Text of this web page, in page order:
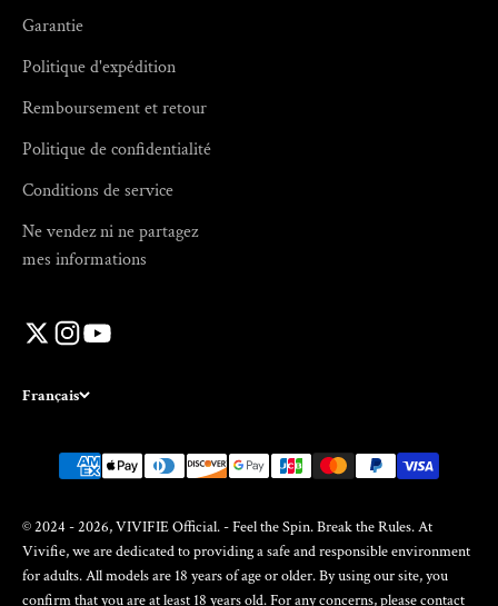
Garantie
Politique d'expédition
Remboursement et retour
Politique de confidentialité
Conditions de service
Ne vendez ni ne partagez
mes informations
Français
© 2024 - 2026, VIVIFIE Official. - Feel the Spin. Break the Rules. At
Vivifie, we are dedicated to providing a safe and responsible environment
for adults. All models are 18 years of age or older. By using our site, you
confirm that you are at least 18 years old. For any concerns, please contact